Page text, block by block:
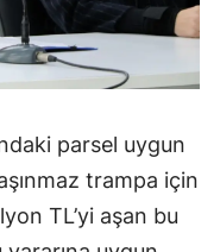
parsel uygun
trampa için
TL’yi aşan bu